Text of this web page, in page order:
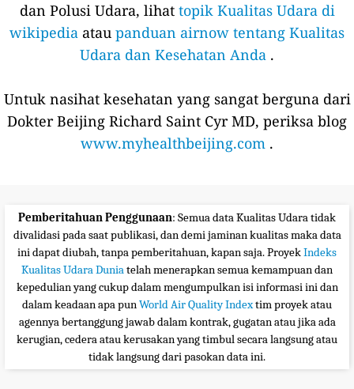
dan Polusi Udara, lihat topik Kualitas Udara di
wikipedia atau panduan airnow tentang Kualitas
Udara dan Kesehatan Anda .
Untuk nasihat kesehatan yang sangat berguna dari
Dokter Beijing Richard Saint Cyr MD, periksa blog
www.myhealthbeijing.com .
Pemberitahuan Penggunaan: Semua data Kualitas Udara tidak
divalidasi pada saat publikasi, dan demi jaminan kualitas maka data
ini dapat diubah, tanpa pemberitahuan, kapan saja. ProyekIndeks
Kualitas Udara Duniatelah menerapkan semua kemampuan dan
kepedulian yang cukup dalam mengumpulkan isi informasi ini dan
dalam keadaan apa punWorld Air Quality Indextim proyek atau
agennya bertanggung jawab dalam kontrak, gugatan atau jika ada
kerugian, cedera atau kerusakan yang timbul secara langsung atau
tidak langsung dari pasokan data ini.